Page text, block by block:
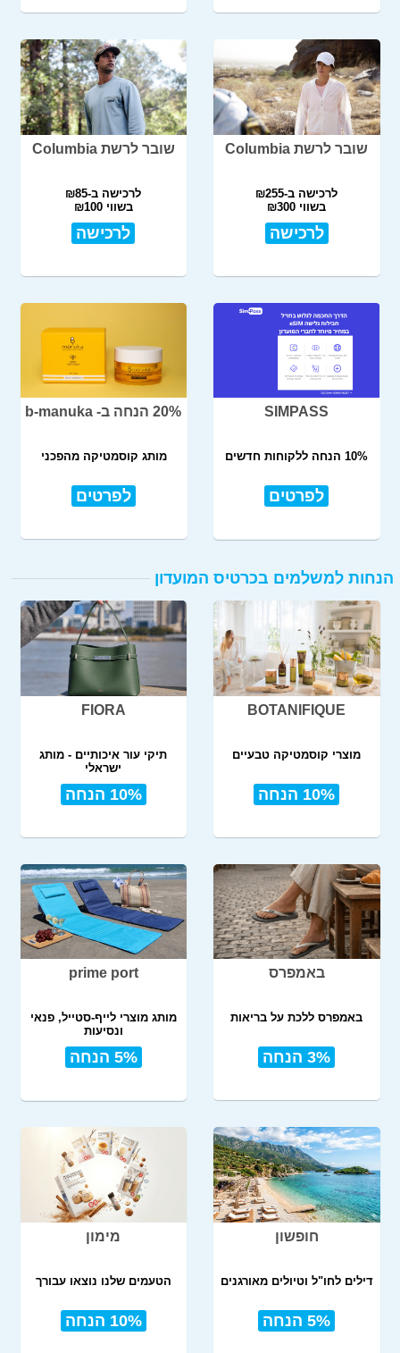
שובר לרשת Columbia
לרכישה ב-₪255
בשווי ₪300
לרכישה
שובר לרשת Columbia
לרכישה ב-₪85
בשווי ₪100
לרכישה
SIMPASS
10% הנחה ללקוחות חדשים
לפרטים
20% הנחה ב- b-manuka
מותג קוסמטיקה מהפכני
לפרטים
הנחות למשלמים בכרטיס המועדון
BOTANIFIQUE
מוצרי קוסמטיקה טבעיים
10% הנחה
FIORA
תיקי עור איכותיים - מותג
ישראלי
10% הנחה
באמפרס
באמפרס ללכת על בריאות
3% הנחה
prime port
מותג מוצרי לייף-סטייל, פנאי
ונסיעות
5% הנחה
חופשון
דילים לחו"ל וטיולים מאורגנים
5% הנחה
מימון
הטעמים שלנו נוצאו עבורך
10% הנחה